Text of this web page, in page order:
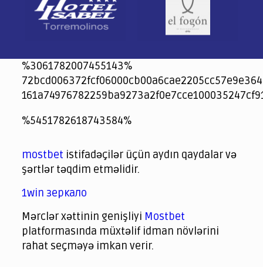
%3061782007455143%
jeetcity
1xbet
jeet city casino
%5451782618743584%
spintiger
Avabet
Spinrise
Crown Green
Crowngreen casino login
슈가 러쉬1000 슬롯
crazy time casino online
1xcasinozambia.com
codingworldnews.com
parimatch.kr
winorio
winorio casino
winorio
mostbet istifadəçilər üçün aydın qaydalar və
şərtlər təqdim etməlidir.
1win зеркало
Mərclər xəttinin genişliyi Mostbet
platformasında müxtəlif idman növlərini
rahat seçməyə imkan verir.